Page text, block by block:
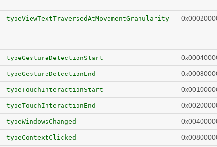
typeViewTextTraversedAtMovementGranularity
typeGestureDetectionStart
typeGestureDetectionEnd
typeTouchInteractionStart
typeTouchInteractionEnd
typeWindowsChanged
typeContextClicked